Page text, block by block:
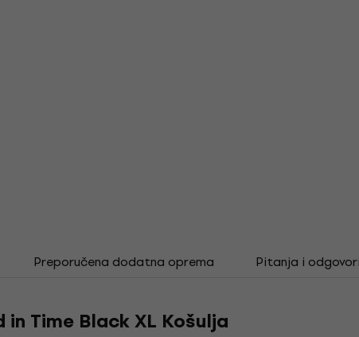
Preporučena dodatna oprema Pitanja i odgovori
in Time Black XL Košulja